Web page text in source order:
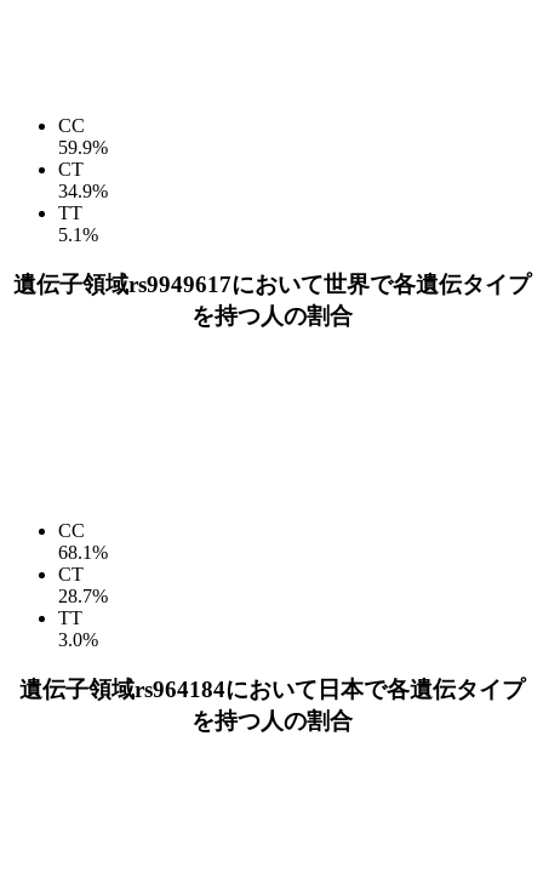
CC
59.9%
CT
34.9%
TT
5.1%
遺伝子領域rs9949617において世界で各遺伝タイプ
を持つ人の割合
CC
68.1%
CT
28.7%
TT
3.0%
遺伝子領域rs964184において日本で各遺伝タイプ
を持つ人の割合